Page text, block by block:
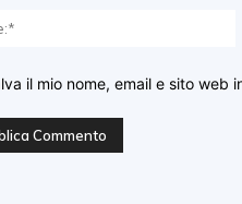
il mio nome, email e sito web